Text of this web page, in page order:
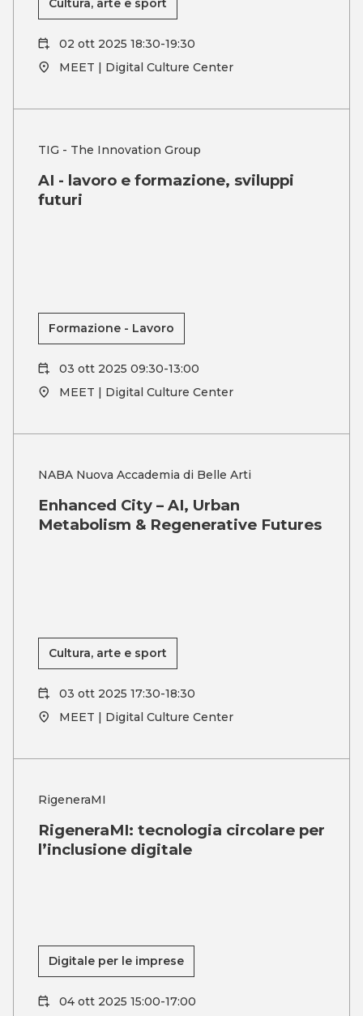
02 ott 2025 18:30-19:30
MEET | Digital Culture Center
TIG - The Innovation Group
AI - lavoro e formazione, sviluppi
futuri
Formazione - Lavoro
03 ott 2025 09:30-13:00
MEET | Digital Culture Center
NABA Nuova Accademia di Belle Arti
Enhanced City – AI, Urban
Metabolism & Regenerative Futures
Cultura, arte e sport
03 ott 2025 17:30-18:30
MEET | Digital Culture Center
RigeneraMI
RigeneraMI: tecnologia circolare per
l’inclusione digitale
Digitale per le imprese
04 ott 2025 15:00-17:00